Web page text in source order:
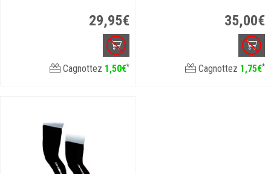
29,95€
Cagnottez 1,50€*
35,00€
Cagnottez 1,75€*